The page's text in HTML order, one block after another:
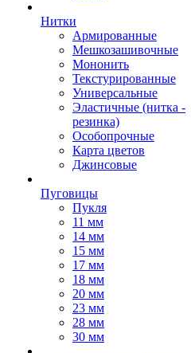
Нитки
Армированные
Мешкозашивочные
Мононить
Текстурированные
Универсальные
Эластичные (нитка -
резинка)
Особопрочные
Карта цветов
Джинсовые
Пуговицы
Пукля
11 мм
14 мм
15 мм
17 мм
18 мм
20 мм
23 мм
28 мм
30 мм